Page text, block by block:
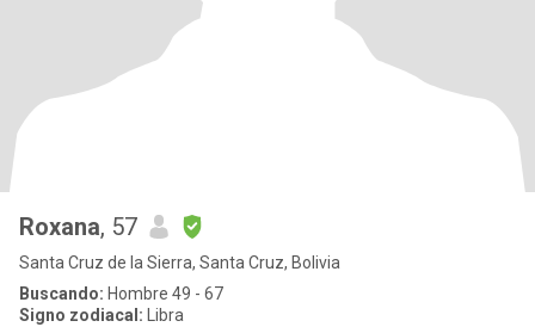
Roxana, 57
Santa Cruz de la Sierra, Santa Cruz, Bolivia
Buscando: Hombre 49 - 67
Signo zodiacal: Libra